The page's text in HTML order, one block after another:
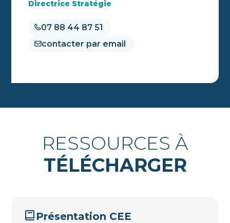
Directrice Stratégie
07 88 44 87 51
contacter par email
RESSOURCES À
TÉLÉCHARGER
Présentation CEE